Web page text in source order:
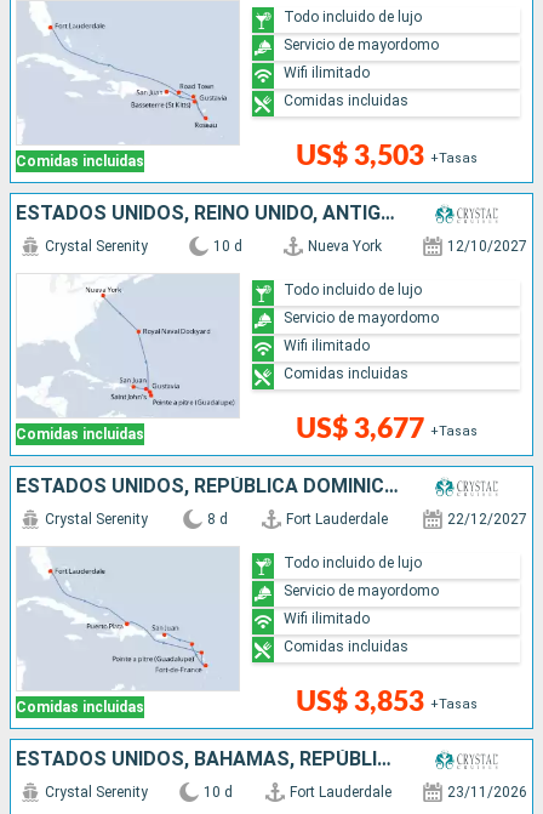
Comidas incluidas US$ 3,503 +Tasas
Todo incluido de lujo
Servicio de mayordomo
Wifi ilimitado
Comidas incluidas
ESTADOS UNIDOS, REINO UNIDO, ANTIGUA Y BARBUDA, FRANCIA, PUERTO RICO
Comidas incluidas
Crystal Serenity 10 d Nueva York 12/10/2027
US$ 3,677 +Tasas
Todo incluido de lujo
Servicio de mayordomo
Wifi ilimitado
Comidas incluidas
ESTADOS UNIDOS, REPÚBLICA DOMINICANA, PUERTO RICO
Comidas incluidas
Crystal Serenity 8 d Fort Lauderdale 22/12/2027
US$ 3,853 +Tasas
Todo incluido de lujo
Servicio de mayordomo
Wifi ilimitado
Comidas incluidas
ESTADOS UNIDOS, BAHAMAS, REPÚBLICA DOMINICANA, PUERTO RICO, ARUBA, COLOMBIA
Crystal Serenity 10 d Fort Lauderdale 23/11/2026